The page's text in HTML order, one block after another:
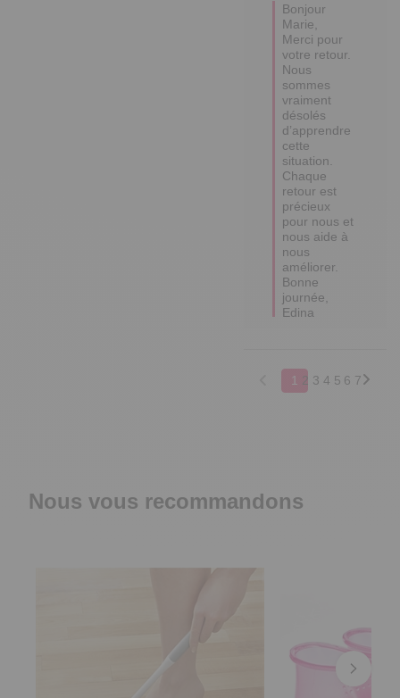
Bonjour
Marie,
Merci pour
votre retour.
Nous
sommes
vraiment
désolés
d’apprendre
cette
situation.
Chaque
retour est
précieux
pour nous et
nous aide à
nous
améliorer.
Bonne
journée,
Edina
1 2 3 4 5 6 7
Nous vous recommandons